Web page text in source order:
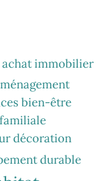
achat immobilier
bien-être
décoration
durable